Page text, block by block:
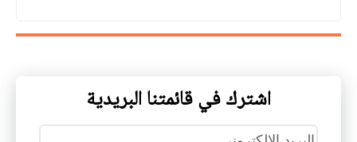
اشترك في قائمتنا البريدية